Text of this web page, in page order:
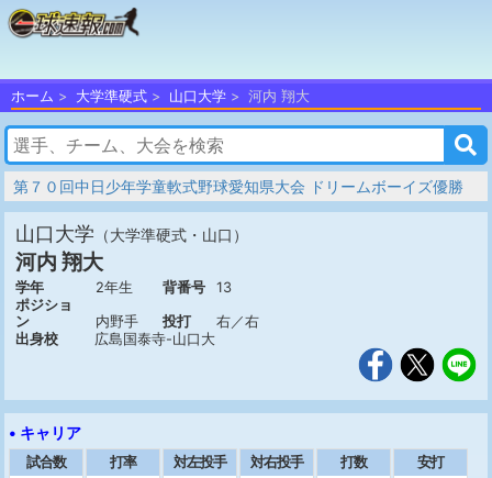
ホーム 大学準硬式 山口大学 河内 翔大
第７０回中日少年学童軟式野球愛知県大会 ドリームボーイズ優勝
山口大学 （大学準硬式・山口）
河内 翔大
学年 2年生 背番号
13
ポジショ
ン
内野手 投打
右／右
出身校
広島国泰寺-山口大
• キャリア
試合数 打率 対左投手 対右投手 打数 安打